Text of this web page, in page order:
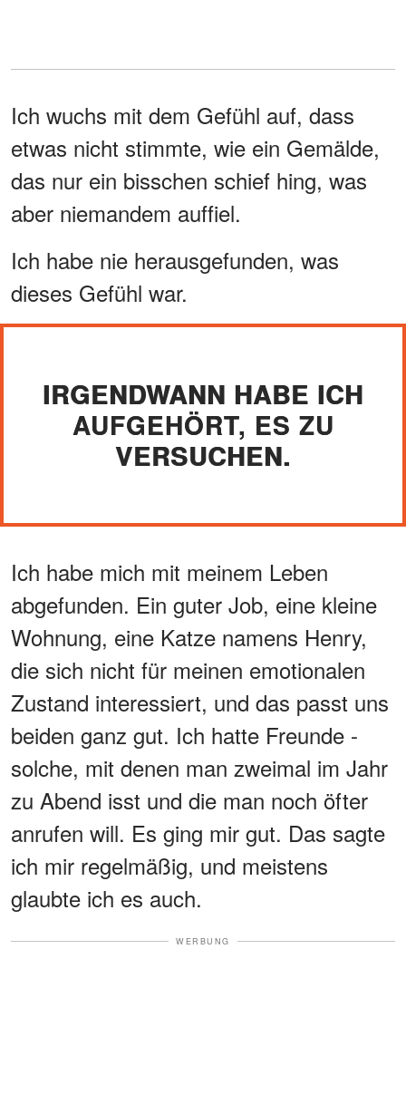
Ich wuchs mit dem Gefühl auf, dass
etwas nicht stimmte, wie ein Gemälde,
das nur ein bisschen schief hing, was
aber niemandem auffiel.
Ich habe nie herausgefunden, was
dieses Gefühl war.
IRGENDWANN HABE ICH
AUFGEHÖRT, ES ZU
VERSUCHEN.
Ich habe mich mit meinem Leben
abgefunden. Ein guter Job, eine kleine
Wohnung, eine Katze namens Henry,
die sich nicht für meinen emotionalen
Zustand interessiert, und das passt uns
beiden ganz gut. Ich hatte Freunde -
solche, mit denen man zweimal im Jahr
zu Abend isst und die man noch öfter
anrufen will. Es ging mir gut. Das sagte
ich mir regelmäßig, und meistens
glaubte ich es auch.
WERBUNG